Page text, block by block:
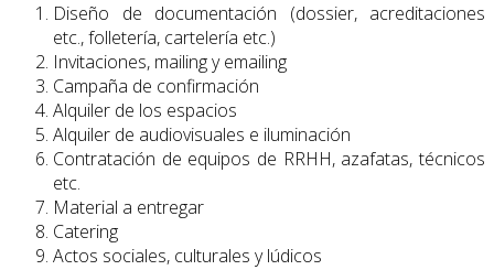
Diseño de documentación (dossier, acreditaciones
etc., folletería, cartelería etc.)
Invitaciones, mailing y emailing
Campaña de confirmación
Alquiler de los espacios
Alquiler de audiovisuales e iluminación
Contratación de equipos de RRHH, azafatas, técnicos
etc.
Material a entregar
Catering
Actos sociales, culturales y lúdicos